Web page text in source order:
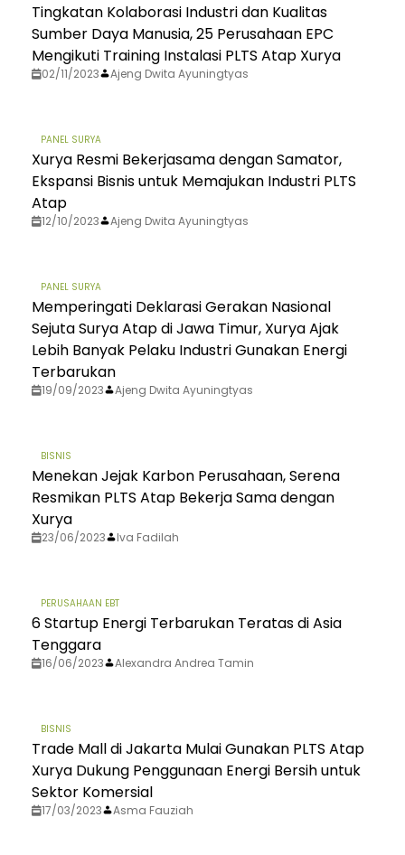
Tingkatan Kolaborasi Industri dan Kualitas
Sumber Daya Manusia, 25 Perusahaan EPC
Mengikuti Training Instalasi PLTS Atap Xurya
02/11/2023 Ajeng Dwita Ayuningtyas
PANEL SURYA
Xurya Resmi Bekerjasama dengan Samator,
Ekspansi Bisnis untuk Memajukan Industri PLTS
Atap
12/10/2023 Ajeng Dwita Ayuningtyas
PANEL SURYA
Memperingati Deklarasi Gerakan Nasional
Sejuta Surya Atap di Jawa Timur, Xurya Ajak
Lebih Banyak Pelaku Industri Gunakan Energi
Terbarukan
19/09/2023 Ajeng Dwita Ayuningtyas
BISNIS
Menekan Jejak Karbon Perusahaan, Serena
Resmikan PLTS Atap Bekerja Sama dengan
Xurya
23/06/2023 Iva Fadilah
PERUSAHAAN EBT
6 Startup Energi Terbarukan Teratas di Asia
Tenggara
16/06/2023 Alexandra Andrea Tamin
BISNIS
Trade Mall di Jakarta Mulai Gunakan PLTS Atap
Xurya Dukung Penggunaan Energi Bersih untuk
Sektor Komersial
17/03/2023 Asma Fauziah